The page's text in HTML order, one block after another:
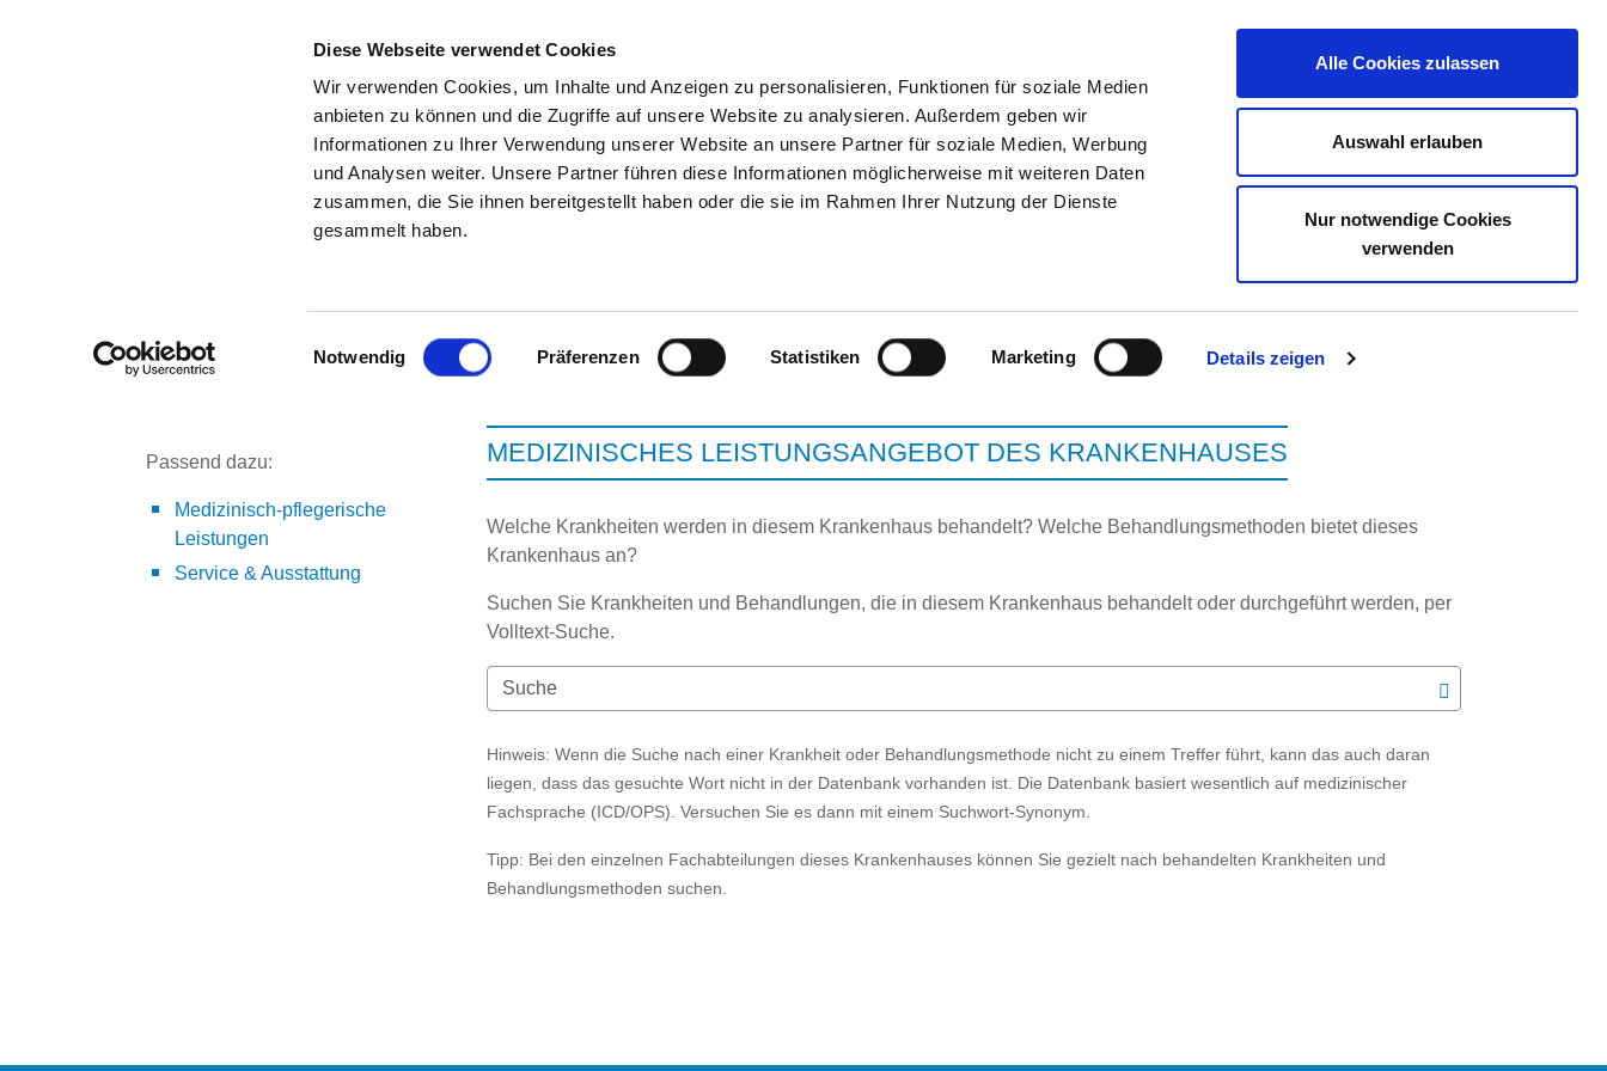
Diese Webseite verwendet Cookies
Wir verwenden Cookies, um Inhalte und Anzeigen zu personalisieren, Funktionen für soziale Medien
anbieten zu können und die Zugriffe auf unsere Website zu analysieren. Außerdem geben wir
Informationen zu Ihrer Verwendung unserer Website an unsere Partner für soziale Medien, Werbung
und Analysen weiter. Unsere Partner führen diese Informationen möglicherweise mit weiteren Daten
zusammen, die Sie ihnen bereitgestellt haben oder die sie im Rahmen Ihrer Nutzung der Dienste
gesammelt haben.
Einwilligungsauswahl
Notwendig Präferenzen Statistiken Marketing Details zeigen
Alle Cookies zulassen
Auswahl erlauben
Nur notwendige Cookies
verwenden
SUCHEN TIPPS & HILFE DAS DKV STELLENBÖRSE
Zur Krankenhaus-Startseite
Passend dazu:
Medizinisch-pflegerische
Leistungen
Service & Ausstattung
MEDIZINISCHES LEISTUNGSANGEBOT DES KRANKENHAUSES
Welche Krankheiten werden in diesem Krankenhaus behandelt? Welche Behandlungsmethoden bietet dieses
Krankenhaus an?
Suchen Sie Krankheiten und Behandlungen, die in diesem Krankenhaus behandelt oder durchgeführt werden, per
Volltext-Suche.
Hinweis: Wenn die Suche nach einer Krankheit oder Behandlungsmethode nicht zu einem Treffer führt, kann das auch daran
liegen, dass das gesuchte Wort nicht in der Datenbank vorhanden ist. Die Datenbank basiert wesentlich auf medizinischer
Fachsprache (ICD/OPS). Versuchen Sie es dann mit einem Suchwort-Synonym.
Tipp: Bei den einzelnen Fachabteilungen dieses Krankenhauses können Sie gezielt nach behandelten Krankheiten und
Behandlungsmethoden suchen.